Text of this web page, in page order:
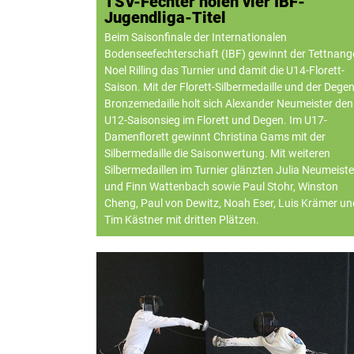
Jugendliga-Titel
Beim Saisonfinale der Internationalen
Bodenseefechterschaft (IBF) gewinnt der
Noel Rilling das Turnier und damit die U14-Florett-
Saison. Mit der Florett-Silbermedaille und der
Bronzemedaille holt sich Alexander Neumeister den
U12-Saisonsieg im Florett und Degen. Im U17-
Damenflorett gewinnt Christina Gams mit der
Silbermedaille die Saisonwertung. Mit weiteren
Silbermedaillen im Turnier glänzten Julia
und Finn Wattenbach sowie Paul Stohr, Winston
Cheng, Paul von Dewitz, Noah Eser, Luis Krämer
Tim Kästner mit dritten Plätzen.